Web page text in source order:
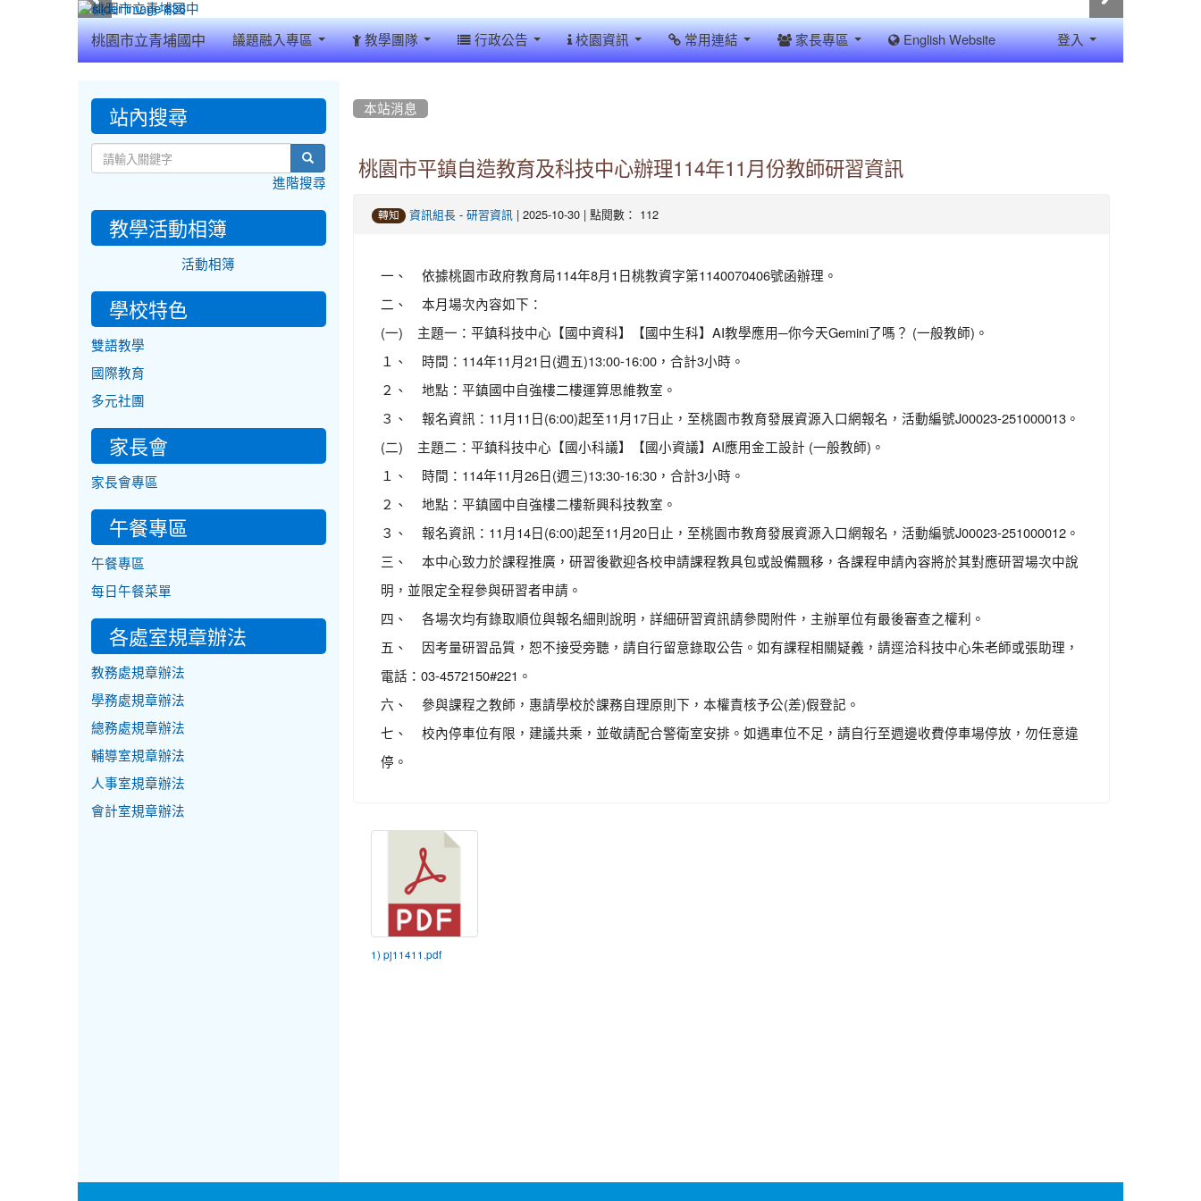
桃園市立青埔國中 議題融入專區 教學團隊 行政公告 校園資訊 常用連結 家長專區 English Website 登入
本站消息
桃園市平鎮自造教育及科技中心辦理114年11月份教師研習資訊
轉知 資訊組長- 研習資訊| 2025-10-30 | 點閱數： 112
一、 依據桃園市政府教育局114年8月1日桃教資字第1140070406號函辦理。
二、 本月場次內容如下：
(一) 主題一：平鎮科技中心【國中資科】【國中生科】AI教學應用─你今天Gemini了嗎？ (一般教師)。
１、 時間：114年11月21日(週五)13:00-16:00，合計3小時。
２、 地點：平鎮國中自強樓二樓運算思維教室。
３、 報名資訊：11月11日(6:00)起至11月17日止，至桃園市教育發展資源入口網報名，活動編號J00023-251000013。
(二) 主題二：平鎮科技中心【國小科議】【國小資議】AI應用金工設計 (一般教師)。
１、 時間：114年11月26日(週三)13:30-16:30，合計3小時。
２、 地點：平鎮國中自強樓二樓新興科技教室。
３、 報名資訊：11月14日(6:00)起至11月20日止，至桃園市教育發展資源入口網報名，活動編號J00023-251000012。
三、 本中心致力於課程推廣，研習後歡迎各校申請課程教具包或設備飄移，各課程申請內容將於其對應研習場次中說
明，並限定全程參與研習者申請。
四、 各場次均有錄取順位與報名細則說明，詳細研習資訊請參閱附件，主辦單位有最後審查之權利。
五、 因考量研習品質，恕不接受旁聽，請自行留意錄取公告。如有課程相關疑義，請逕洽科技中心朱老師或張助理，
電話：03-4572150#221。
六、 參與課程之教師，惠請學校於課務自理原則下，本權責核予公(差)假登記。
七、 校內停車位有限，建議共乘，並敬請配合警衛室安排。如遇車位不足，請自行至週邊收費停車場停放，勿任意違
停。
1) pj11411.pdf
::: 站內搜尋
search
進階搜尋
教學活動相簿
活動相簿
學校特色
雙語教學
國際教育
多元社團
家長會
家長會專區
午餐專區
午餐專區
每日午餐菜單
各處室規章辦法
教務處規章辦法
學務處規章辦法
總務處規章辦法
輔導室規章辦法
人事室規章辦法
會計室規章辦法